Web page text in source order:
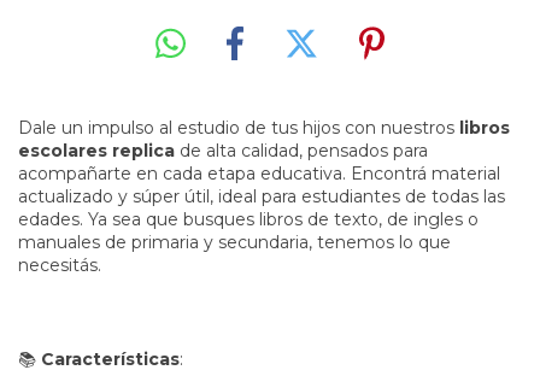
Dale un impulso al estudio de tus hijos con nuestros libros
escolares replica de alta calidad, pensados para
acompañarte en cada etapa educativa. Encontrá material
actualizado y súper útil, ideal para estudiantes de todas las
edades. Ya sea que busques libros de texto, de ingles o
manuales de primaria y secundaria, tenemos lo que
necesitás.
📚 Características: